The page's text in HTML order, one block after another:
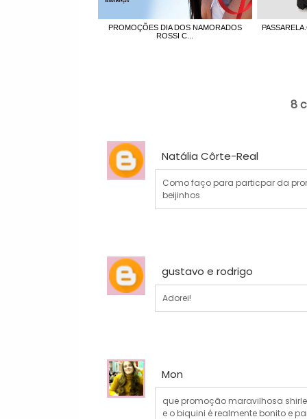
PROMOÇÕES DIA DOS NAMORADOS
ROSSI C...
8
Natália Côrte-Real
Como faço para particpar da
beijinhos
gustavo e rodrigo
Adorei!
Mon
que promoção maravilhosa
e o biquini é realmente bonito e